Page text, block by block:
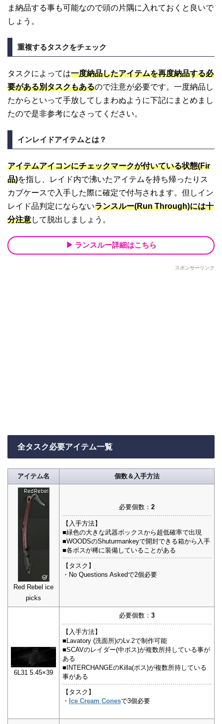
ま納品する事も可能なので頭の片隅に入れておくと良いで
しょう。
重複するタスクをチェック
タスクによっては一度納品したアイテムを再度納品する必
要がある別タスクもあるので注意が必要です。一度納品し
たからといって手放してしまわぬように下記にまとめまし
たので是非参考になさってください。
インレイドアイテムとは？
アイテムアイコンにチェックマークが付いている状態(Fir
品)を指し、レイド内で沸いたアイテムを持ち帰ったりス
カブケースで入手した際に確定で付与されます。但しイン
レイド品判定にならないランスルー(Run Through)には十
分注意して脱出しましょう。
ランスルー詳細はこちら
スポンサーリンク
全タスク必要アイテム一覧
アイテム名 個数＆入手方法
Red Rebel ice
picks
必要個数： 2
【入手方法】
■緑色の大きな武器ボックスから超低確率で出現
■WOODSのShuturmankeyで開封できる箱から入手
■各ボスが稀に装備していることがある
【タスク】
・No Questions Askedで2個必要
6L31 5.45×39
必要個数： 3
【入手方法】
■Lavatory (洗面所)のLv.2で制作可能
■SCAVのレイダー(中ボス)が複数所持している事が
ある
■INTERCHANGEのKilla(ボス)が複数所持している
事がある
【タスク】
・ Ice Cream Conesで3個必要